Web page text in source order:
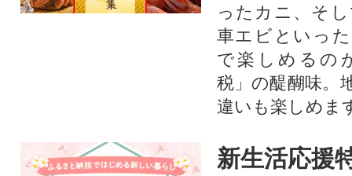
ったカニ、そ
車エビといっ
で楽しめるの
税」の醍醐味。
違いも楽しめま
新生活応援